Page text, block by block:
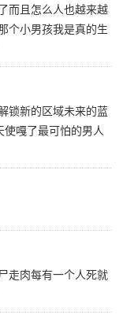
而且怎么人也越来越
个小男孩我是真的生
锁新的区域未来的蓝
嘎了最可怕的男人
走肉每有一个人死就